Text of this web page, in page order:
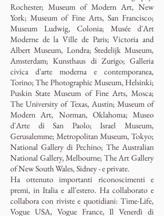
Rochester; Museum of Modern Art, New
York; Museum of Fine Arts, San Francisco;
Museum Ludwig, Colonia; Musée d'Art
Moderne de la Ville de Paris; Victoria and
Albert Museum, Londra; Stedelijk Museum,
Amsterdam; Kunsthaus di Zurigo; Galleria
civica d'arte moderna e contemporanea,
Torino; The Photographic Museum, Helsinki;
Puskin State Museum of Fine Arts, Mosca;
The University of Texas, Austin; Museum of
Modern Art, Norman, Oklahoma; Museo
d'Arte di San Paolo; Israel Museum,
Gerusalemme; Metropolitan Museum, Tokyo;
National Gallery di Pechino; The Australian
National Gallery, Melbourne; The Art Gallery
of New South Wales, Sidney - e private.
Ha ottenuto importanti riconoscimenti e
premi, in Italia e all'estero. Ha collaborato e
collabora con riviste e quotidiani: Time-Life,
Vogue USA, Vogue France, Il Venerdì di